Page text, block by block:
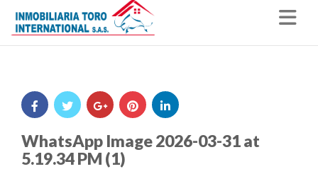
WhatsApp Image 2026-03-31 at
5.19.34 PM (1)